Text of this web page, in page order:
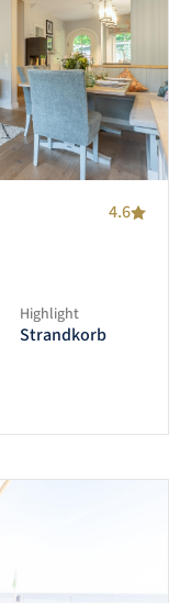
4.6
Highlight
Strandkorb